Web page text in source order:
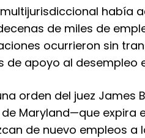
había
de miles de
ocurrieron sin
de apoyo al
orden del juez James
Maryland—que expira
de nuevo empleos